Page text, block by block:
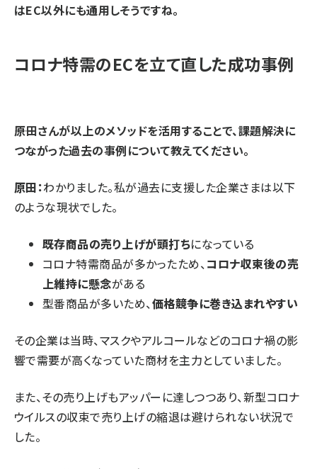
はEC以外にも通用しそうですね。
コロナ特需のECを立て直した成功事例
⸺原田さんが以上のメソッドを活用することで、課題解決に
つながった過去の事例について教えてください。
原田：‍わかりました。私が過去に支援した企業さまは以下
のような現状でした。
既存商品の売り上げが頭打ちになっている
コロナ特需商品が多かったため、 コロナ収束後の売
上維持に懸念がある
型番商品が多いため、価格競争に巻き込まれやすい
その企業は当時、マスクやアルコールなどのコロナ禍の影
響で需要が高くなっていた商材を主力としていました。
また、その売り上げもアッパーに達しつつあり、新型コロナ
ウイルスの収束で売り上げの縮退は避けられない状況で
した。